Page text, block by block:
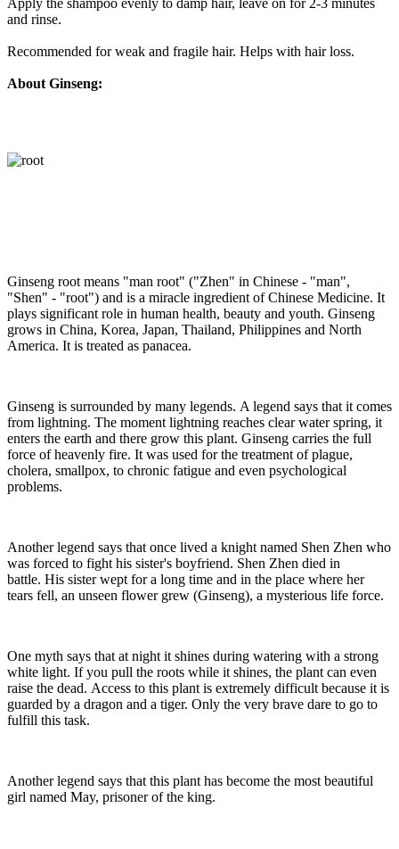
Apply the shampoo evenly to damp hair, leave on for 2-3 minutes
and rinse.
Recommended for weak and fragile hair. Helps with hair loss.
About Ginseng:
Ginseng root means "man root" ("Zhen" in Chinese - "man",
"Shen" - "root") and is a miracle ingredient of Chinese Medicine. It
plays significant role in human health, beauty and youth. Ginseng
grows in China, Korea, Japan, Thailand, Philippines and North
America. It is treated as panacea.
Ginseng is surrounded by many legends. A legend says that it comes
from lightning. The moment lightning reaches clear water spring, it
enters the earth and there grow this plant. Ginseng carries the full
force of heavenly fire. It was used for the treatment of plague,
cholera, smallpox, to chronic fatigue and even psychological
problems.
Another legend says that once lived a knight named Shen Zhen who
was forced to fight his sister's boyfriend. Shen Zhen died in
battle. His sister wept for a long time and in the place where her
tears fell, an unseen flower grew (Ginseng), a mysterious life force.
One myth says that at night it shines during watering with a strong
white light. If you pull the roots while it shines, the plant can even
raise the dead. Access to this plant is extremely difficult because it is
guarded by a dragon and a tiger. Only the very brave dare to go to
fulfill this task.
Another legend says that this plant has become the most beautiful
girl named May, prisoner of the king.